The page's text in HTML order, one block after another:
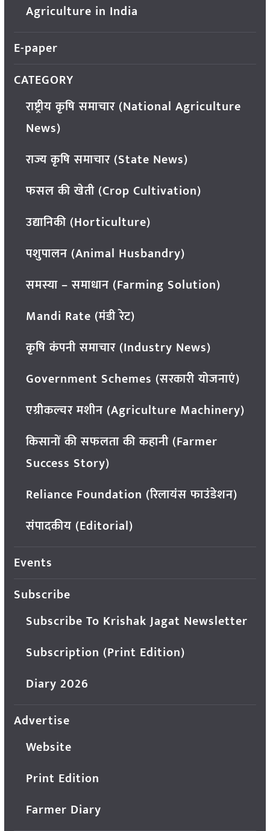
Agriculture in India
E-paper
CATEGORY
राष्ट्रीय कृषि समाचार (National Agriculture
News)
राज्य कृषि समाचार (State News)
फसल की खेती (Crop Cultivation)
उद्यानिकी (Horticulture)
पशुपालन (Animal Husbandry)
समस्या – समाधान (Farming Solution)
Mandi Rate (मंडी रेट)
कृषि कंपनी समाचार (Industry News)
Government Schemes (सरकारी योजनाएं)
एग्रीकल्चर मशीन (Agriculture Machinery)
किसानों की सफलता की कहानी (Farmer
Success Story)
Reliance Foundation (रिलायंस फाउंडेशन)
संपादकीय (Editorial)
Events
Subscribe
Subscribe To Krishak Jagat Newsletter
Subscription (Print Edition)
Diary 2026
Advertise
Website
Print Edition
Farmer Diary